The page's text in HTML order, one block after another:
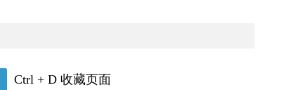
Ctrl + D 收藏页面